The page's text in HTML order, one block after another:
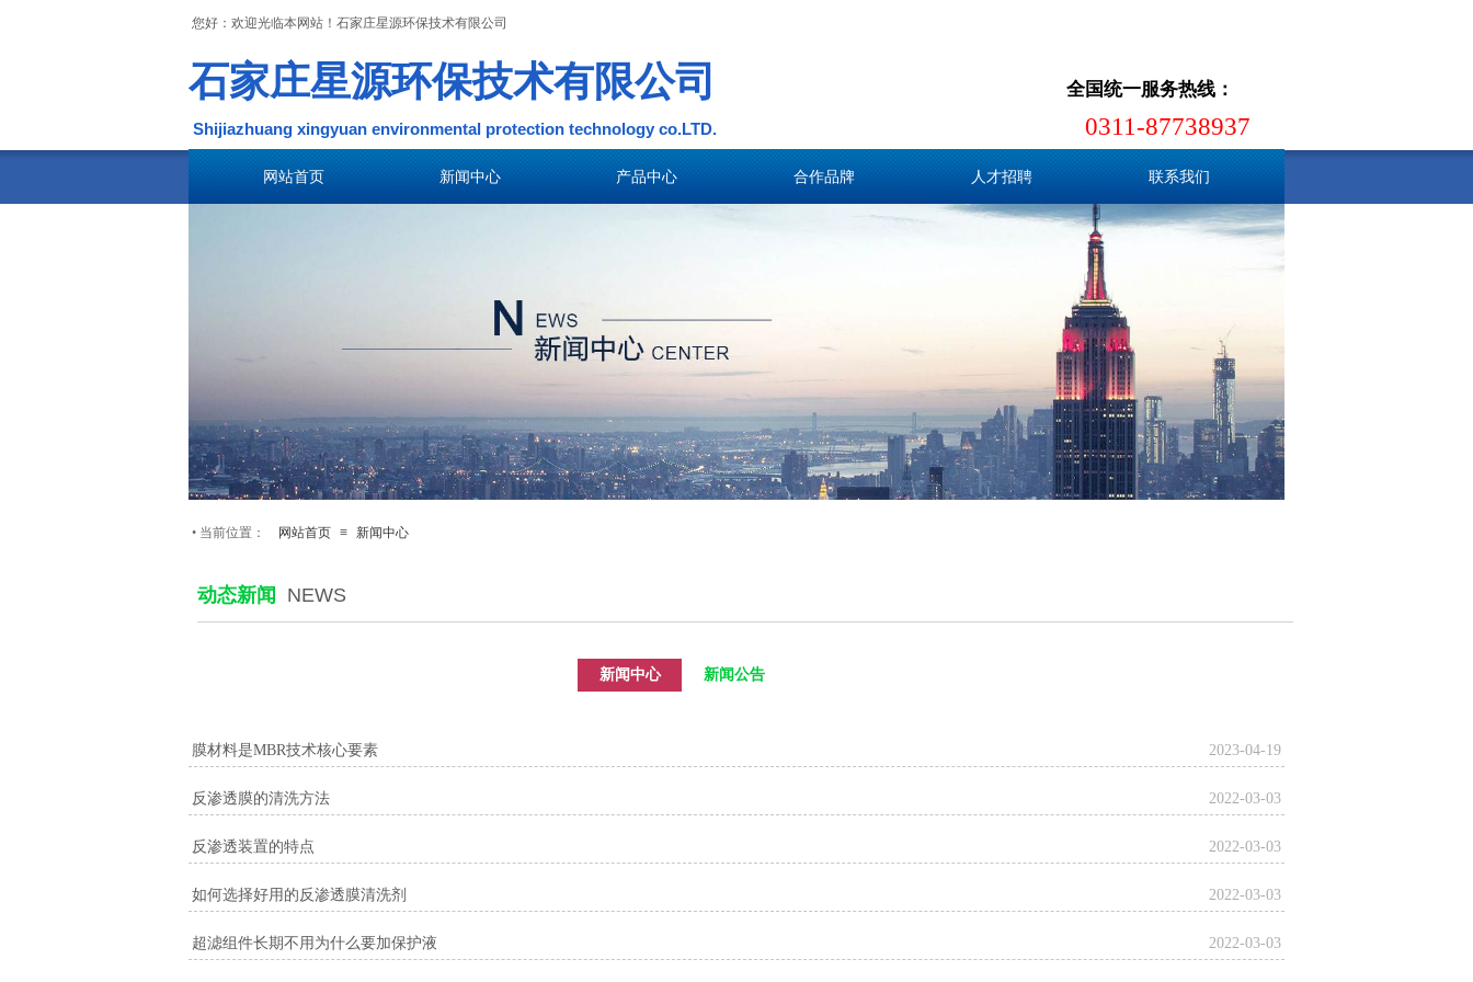
您好：欢迎光临本网站！石家庄星愿环保技术有限公司
​石家庄星源环保技术有限公司 全国统一服务热线：
Shijiazhuang xingyuan environmental protection technology co.LTD. 0311-87738937
您好：欢迎光临本网站！石家庄星源环保技术有限公司
​石家庄星源环保技术有限公司 全国统一服务热线：
Shijiazhuang xingyuan environmental protection technology co.LTD. 0311-87738937
网站首页 新闻中心 产品中心 合作品牌 人才招聘 联系我们
网站首页 ≡ 新闻中心
• 当前位置：
动态新闻 NEWS
新闻中心 新闻公告
膜材料是MBR技术核心要素 2023-04-19
反渗透膜的清洗方法 2022-03-03
反渗透装置的特点 2022-03-03
如何选择好用的反渗透膜清洗剂 2022-03-03
超滤组件长期不用为什么要加保护液 2022-03-03